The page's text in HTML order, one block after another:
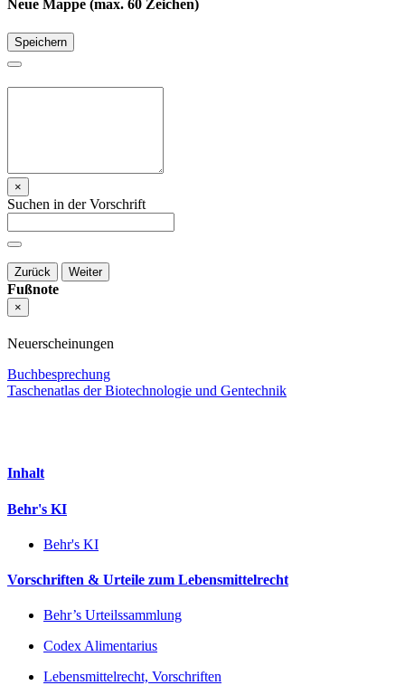
Neue Mappe (max. 60 Zeichen)
Speichern
×
Suchen in der Vorschrift
Zurück Weiter
Fußnote
×
Neuerscheinungen
Buchbesprechung
Taschenatlas der Biotechnologie und Gentechnik
Inhalt
Behr's KI
Behr's KI
Vorschriften & Urteile zum Lebensmittelrecht
Behr’s Urteilssammlung
Codex Alimentarius
Lebensmittelrecht, Vorschriften